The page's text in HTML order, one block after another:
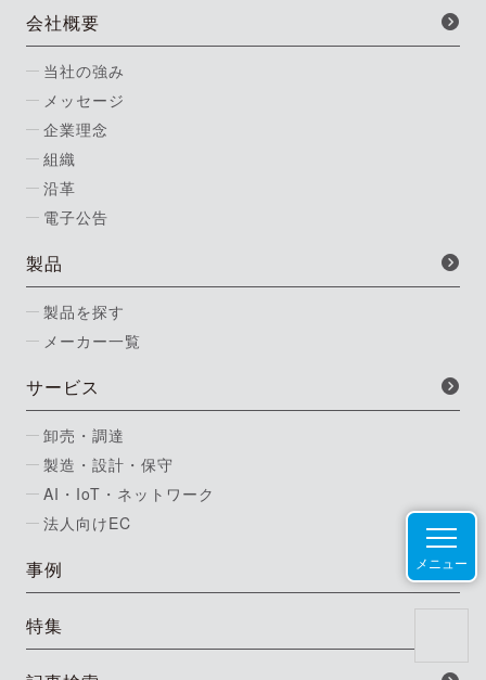
メニュー
会社概要
当社の強み
メッセージ
企業理念
組織
沿革
電子公告
製品
製品を探す
メーカー一覧
サービス
卸売・調達
製造・設計・保守
AI・IoT・ネットワーク
法人向けEC
事例
特集